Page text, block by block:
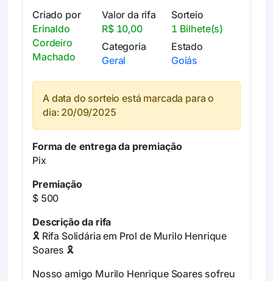
Criado por
Erinaldo
Cordeiro
Machado
Valor da rifa
R$ 10,00
Sorteio
1 Bilhete(s)
Categoria
Geral
Estado
Goiás
A data do sorteio está marcada para o
dia: 20/09/2025
Forma de entrega da premiação
Pix
Premiação
$ 500
Descrição da rifa
🎗️ Rifa Solidária em Prol de Murilo Henrique
Soares 🎗️
Nosso amigo Murilo Henrique Soares sofreu